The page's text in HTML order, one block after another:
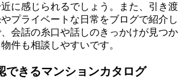
に感じられるでしょう。また、引き渡
プライベートな日常をブログで紹介し
会話の糸口や話しのきっかけが見つか
件も相談しやすいです。
できるマンションカタログ